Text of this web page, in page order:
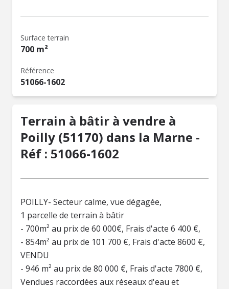
Surface terrain
700 m²
Référence
51066-1602
Terrain à bâtir à vendre à
Poilly (51170) dans la Marne -
Réf : 51066-1602
POILLY- Secteur calme, vue dégagée,
1 parcelle de terrain à bâtir
- 700m² au prix de 60 000€, Frais d'acte 6 400 €,
- 854m² au prix de 101 700 €, Frais d'acte 8600 €,
VENDU
- 946 m² au prix de 80 000 €, Frais d'acte 7800 €,
Vendues raccordées aux réseaux d'eau et